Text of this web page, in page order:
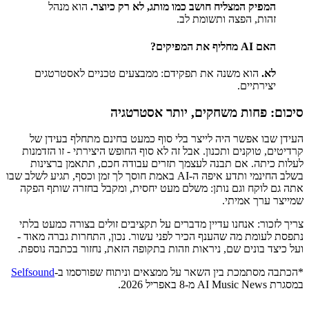
המפיק המצליח חושב כמו מותג, לא רק כיוצר. הוא מנהל
זהות, הפצה ותשומת לב.
האם AI מחליף את המפיקים?
לא. הוא משנה את תפקידם: ממבצעים טכניים לאסטרטגים
יצירתיים.
סיכום: פחות משחקים, יותר אסטרטגיה
העידן שבו אפשר היה לייצר בלי סוף כמעט בחינם מתחלף בעידן של
קרדיטים, טוקנים ותכנון. אבל זה לא סוף החופש היצירתי - זו הזדמנות
לעלות כיתה. אם תבנה לעצמך תזרים עבודה חכם, תתאמן ברצינות
בשלב החינמי ותדע איפה ה-AI באמת חוסך לך זמן וכסף, תגיע לשלב שבו
אתה גם לוקח וגם נותן: משלם מעט יחסית, ומקבל בחזרה שותף הפקה
שמייצר ערך אמיתי.
צריך לזכור: אנחנו עדיין מדברים על תקציבים זולים בצורה כמעט בלתי
נתפסת לעומת מה שהענף הכיר לפני עשור. נכון, התחרות גברה מאוד -
ועל כיצד בונים שם, ניראות וזהות בתקופה הזאת, נחזור בכתבה נוספת.
*הכתבה מסתמכת בין השאר על ממצאים וניתוח שפורסמו ב-Selfsound
במסגרת AI Music News מ-8 באפריל 2026.